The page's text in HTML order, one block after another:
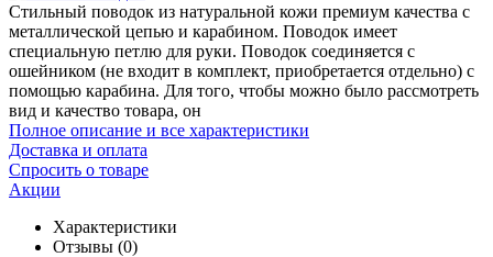
Стильный поводок из натуральной кожи премиум качества с
металлической цепью и карабином. Поводок имеет
специальную петлю для руки. Поводок соединяется с
ошейником (не входит в комплект, приобретается отдельно) с
помощью карабина. Для того, чтобы можно было рассмотреть
вид и качество товара, он
Полное описание и все характеристики
Доставка и оплата
Спросить о товаре
Акции
Характеристики
Отзывы (0)